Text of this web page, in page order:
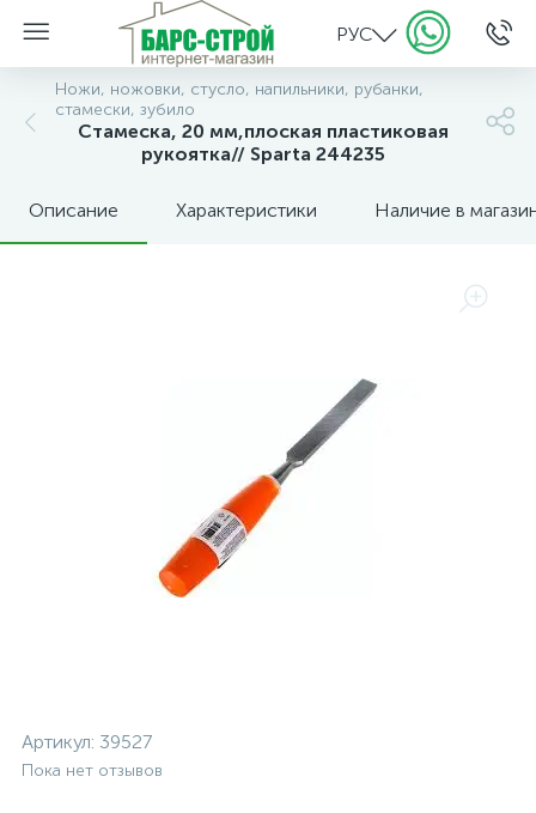
РУС
Ножи, ножовки, стусло, напильники, рубанки,
стамески, зубило
Стамеска, 20 мм,плоская пластиковая
рукоятка// Sparta 244235
Описание Характеристики Наличие в
Артикул: 39527
Пока нет отзывов